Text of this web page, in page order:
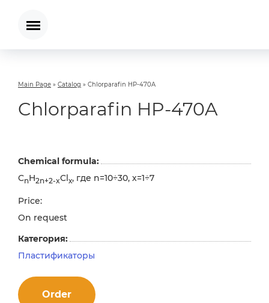
Main Page » Catalog » Chlorparafin HP-470A
Chlorparafin HP-470A
Chemical formula:
CnH2n+2-xClх, где n=10÷30, х=1÷7
Price:
On request
Категория:
Пластификаторы
Order